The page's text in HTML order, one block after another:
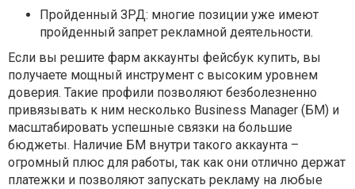
Пройденный ЗРД: многие позиции уже имеют
пройденный запрет рекламной деятельности.
Если вы решите фарм аккаунты фейсбук купить, вы
получаете мощный инструмент с высоким уровнем
доверия. Такие профили позволяют безболезненно
привязывать к ним несколько Business Manager (БМ) и
масштабировать успешные связки на большие
бюджеты. Наличие БМ внутри такого аккаунта –
огромный плюс для работы, так как они отлично держат
платежки и позволяют запускать рекламу на любые